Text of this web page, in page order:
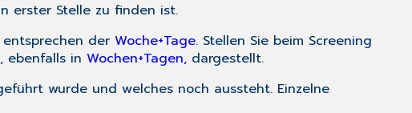
erster Stelle zu finden ist.
der Woche+Tage. Stellen Sie beim Screening
ebenfalls in Wochen+Tagen, dargestellt.
wurde und welches noch aussteht. Einzelne